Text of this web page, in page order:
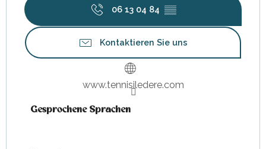
06 13 04 84 ▒▒
Kontaktieren Sie uns
www.tennisiledere.com
Gesprochene Sprachen
Gesprochene Sprachen